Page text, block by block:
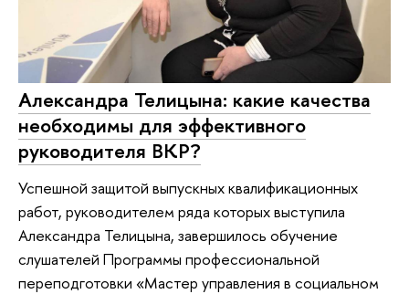
Александра Телицына: какие качества
необходимы для эффективного
руководителя ВКР?
Успешной защитой выпускных квалификационных
работ, руководителем ряда которых выступила
Александра Телицына, завершилось обучение
слушателей Программы профессиональной
переподготовки «Мастер управления в социальном